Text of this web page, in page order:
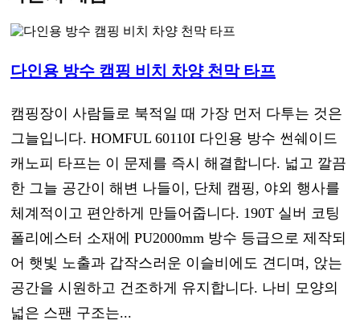
다인용 방수 캠핑 비치 차양 천막 타프
캠핑장이 사람들로 북적일 때 가장 먼저 다투는 것은
그늘입니다. HOMFUL 60110I 다인용 방수 썬쉐이드
캐노피 타프는 이 문제를 즉시 해결합니다. 넓고 깔끔
한 그늘 공간이 해변 나들이, 단체 캠핑, 야외 행사를
체계적이고 편안하게 만들어줍니다. 190T 실버 코팅
폴리에스터 소재에 PU2000mm 방수 등급으로 제작되
어 햇빛 노출과 갑작스러운 이슬비에도 견디며, 앉는
공간을 시원하고 건조하게 유지합니다. 나비 모양의
넓은 스팬 구조는...